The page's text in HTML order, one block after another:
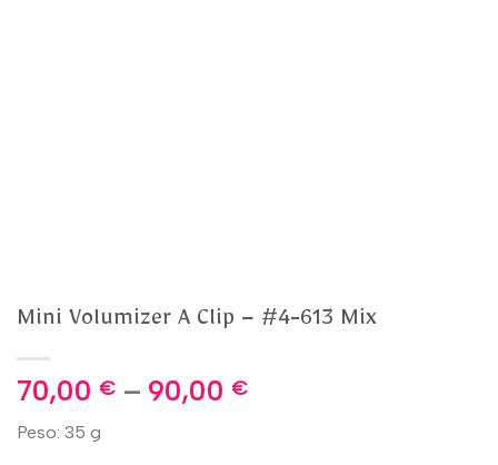
Mini Volumizer A Clip – #4-613 Mix
70,00 € – 90,00 €
Peso: 35 g